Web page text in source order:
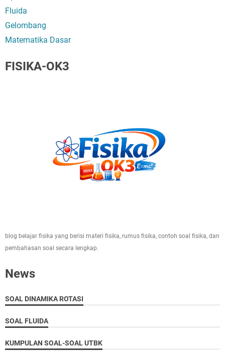
Fluida
Gelombang
Matematika Dasar
FISIKA-OK3
blog belajar fisika yang berisi materi fisika, rumus fisika, contoh soal fisika, dan
pembahasan soal secara lengkap.
News
SOAL DINAMIKA ROTASI
SOAL FLUIDA
KUMPULAN SOAL-SOAL UTBK